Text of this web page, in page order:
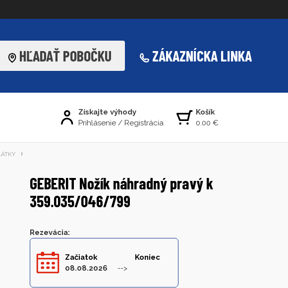
HĽADAŤ POBOČKU ZÁKAZNÍCKA LINKA
Získajte výhody
Prihlásenie/ Registrácia
Košík
0.00 €
GEBERIT Nožík náhradný pravý k
359.035/046/799
Rezevácia:
Začiatok
08.08.2026
Koniec